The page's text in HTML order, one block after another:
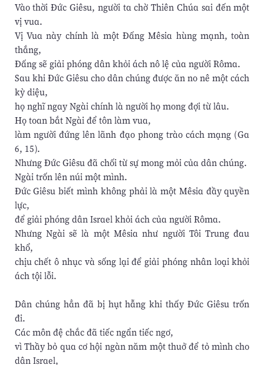
Vào thời Đức Giêsu, người ta chờ Thiên Chúa sai đến một
vị vua.
Vị Vua này chính là một Đấng Mêsia hùng mạnh, toàn
thắng,
Đấng sẽ giải phóng dân khỏi ách nô lệ của người Rôma.
Sau khi Đức Giêsu cho dân chúng được ăn no nê một cách
kỳ diệu,
họ nghĩ ngay Ngài chính là người họ mong đợi từ lâu.
Họ toan bắt Ngài để tôn làm vua,
làm người đứng lên lãnh đạo phong trào cách mạng (Ga
6, 15).
Nhưng Đức Giêsu đã chối từ sự mong mỏi của dân chúng.
Ngài trốn lên núi một mình.
Đức Giêsu biết mình không phải là một Mêsia đầy quyền
lực,
để giải phóng dân Israel khỏi ách của người Rôma.
Nhưng Ngài sẽ là một Mêsia như người Tôi Trung đau
khổ,
chịu chết ô nhục và sống lại để giải phóng nhân loại khỏi
ách tội lỗi.
Dân chúng hẳn đã bị hụt hẫng khi thấy Đức Giêsu trốn
đi.
Các môn đệ chắc đã tiếc ngẩn tiếc ngơ,
vì Thầy bỏ qua cơ hội ngàn năm một thuở để tỏ mình cho
dân Israel,